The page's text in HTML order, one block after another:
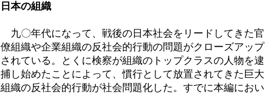
日本の組織
九〇年代になって、戦後の日本社会をリードしてきた官
僚組織や企業組織の反社会的行動の問題がクローズアップ
されている。とくに検察が組織のトップクラスの人物を逮
捕し始めたことによって、慣行として放置されてきた巨大
組織の反社会的行動が社会問題化した。すでに本編におい